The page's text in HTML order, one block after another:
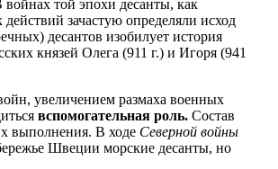
той эпохи десанты, как
действий зачастую определяли исход
десантов изобилует история
князей Олега (911 г.) и Игоря (941
увеличением размаха военных
вспомогательная роль. Состав
выполнения. В ходе Северной войны
Швеции морские десанты, но